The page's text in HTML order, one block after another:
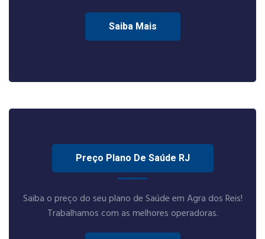
Saiba Mais
Preço Plano De Saúde RJ
Saiba o preço do seu plano de Saúde em Agra dos Reis!
Trabalhamos com as melhores operadoras.